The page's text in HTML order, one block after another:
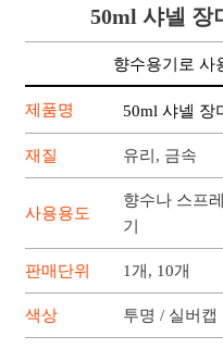
50ml 샤넬 장
향수용기로 사
제품명 50ml 샤넬 장
재질 유리, 금속
사용용도
향수나 스프
기
판매단위 1개, 10개
색상 투명 / 실버캡